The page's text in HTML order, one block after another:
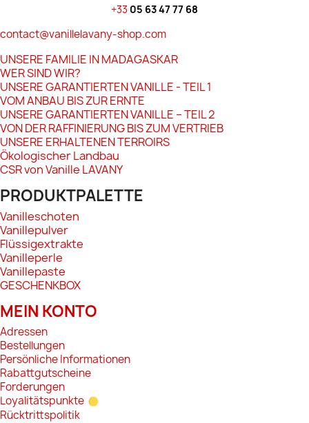
+33 05 63 47 77 68
contact@vanillelavany-shop.com
UNSERE FAMILIE IN MADAGASKAR
WER SIND WIR?
UNSERE GARANTIERTEN VANILLE - TEIL 1
VOM ANBAU BIS ZUR ERNTE
UNSERE GARANTIERTEN VANILLE – TEIL 2
VON DER RAFFINIERUNG BIS ZUM VERTRIEB
UNSERE ERHALTENEN TERROIRS
Ökologischer Landbau
CSR von Vanille LAVANY
PRODUKTPALETTE
Vanilleschoten
Vanillepulver
Flüssigextrakte
Vanilleperle
Vanillepaste
GESCHENKBOX
MEIN KONTO
Adressen
Bestellungen
Persönliche Informationen
Rabattgutscheine
Forderungen
Loyalitätspunkte
Rücktrittspolitik